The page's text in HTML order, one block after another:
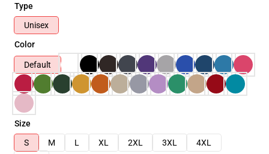
Type
Unisex
Color
Default
Size
S
M L XL 2XL 3XL
4XL